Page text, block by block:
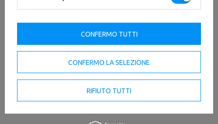
A seguito di questi test, abbiamo ricevuto il Certificato di
Sicurezza e il Certificato Top Security per la linea di
attrezzature Professional.
DA SCARICARE
IMPORTANTI INFORMAZIONI SULLA SICUREZZA
CONFERMO LA SELEZIONE
RIFIUTO TUTTI
CONFERMO TUTTI